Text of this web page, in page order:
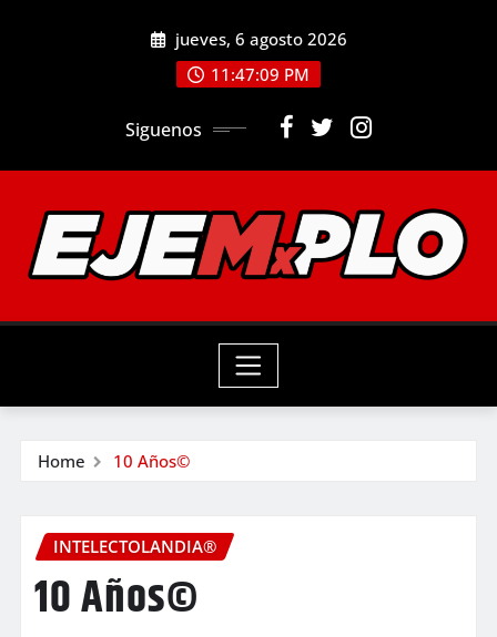
jueves, 6 agosto 2026
11:47:10 PM
Siguenos
Home 10 Años©
INTELECTOLANDIA®
10 Años©